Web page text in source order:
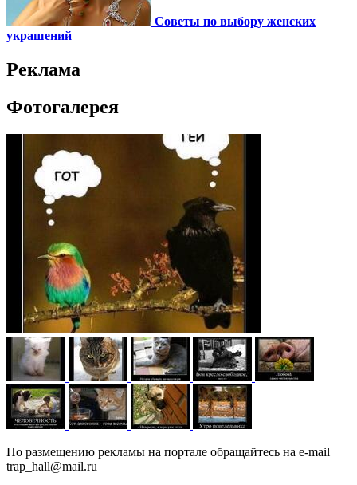
Советы по выбору женских
украшений
Реклама
Фотогалерея
По размещению рекламы на портале обращайтесь на e-mail
trap_hall@mail.ru